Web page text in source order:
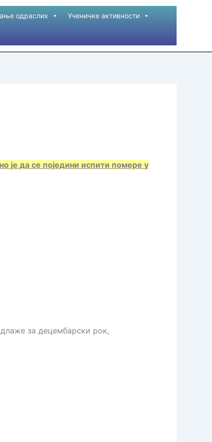
одраслих Ученичке активности
је да се поједини испити помере у
за децембарски рок,